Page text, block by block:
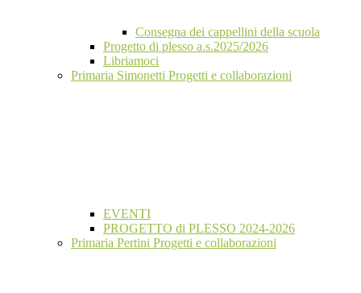
Consegna dei cappellini della scuola
Progetto di plesso a.s.2025/2026
Libriamoci
Primaria Simonetti Progetti e collaborazioni
EVENTI
PROGETTO di PLESSO 2024-2026
Primaria Pertini Progetti e collaborazioni